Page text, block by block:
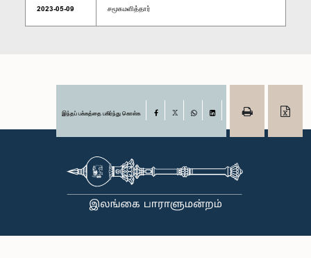
2023-05-09 சமூகமளித்தார்
இந்தப் பக்கத்தை பகிர்ந்து கொள்க Facebook